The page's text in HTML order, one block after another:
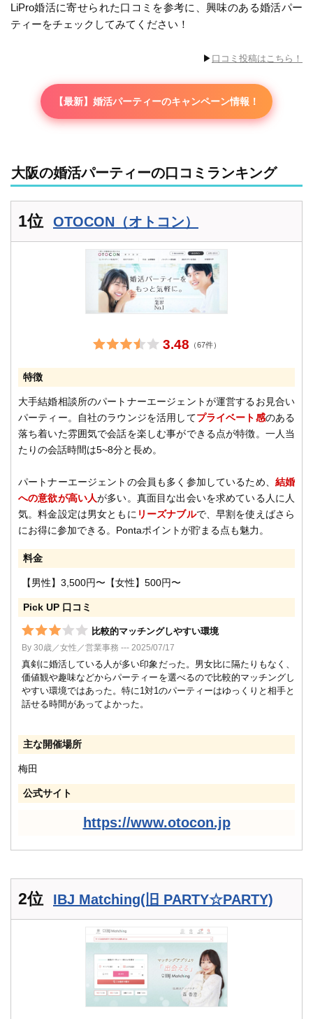
LiPro婚活に寄せられた口コミを参考に、興味のある婚活パー
ティーをチェックしてみてください！
▶︎ 口コミ投稿はこちら！
【最新】婚活パーティーのキャンペーン情報！
大阪の婚活パーティーの口コミランキング
1位 OTOCON（オトコン）
3.48 （67件）
特徴
大手結婚相談所のパートナーエージェントが運営するお見合い
パーティー。自社のラウンジを活用してプライベート感のある
落ち着いた雰囲気で会話を楽しむ事ができる点が特徴。一人当
たりの会話時間は5~8分と長め。
パートナーエージェントの会員も多く参加しているため、 結婚
への意欲が高い人が多い。真面目な出会いを求めている人に人
気。料金設定は男女ともに リーズナブルで、早割を使えばさら
にお得に参加できる。Pontaポイントが貯まる点も魅力。
料金
【男性】3,500円〜【女性】500円〜
Pick UP 口コミ
比較的マッチングしやすい環境
By 30歳／女性／営業事務 --- 2025/07/17
真剣に婚活している人が多い印象だった。男女比に隔たりもなく、
価値観や趣味などからパーティーを選べるので比較的マッチングし
やすい環境ではあった。特に1対1のパーティーはゆっくりと相手と
話せる時間があってよかった。
主な開催場所
梅田
公式サイト
https://www.otocon.jp
2位 IBJ Matching(旧 PARTY☆PARTY)